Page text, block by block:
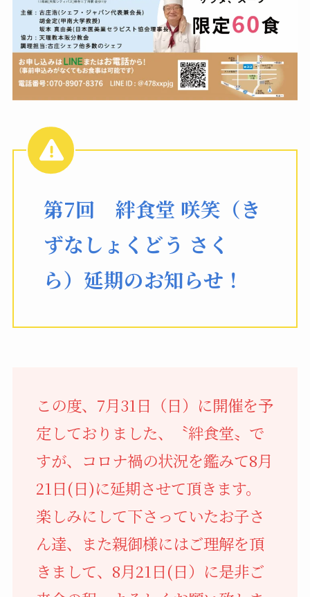
第7回 絆食堂 咲笑（き
ずなしょくどう さく
ら）延期のお知らせ！
この度、7月31日（日）に開催を予
定しておりました、〝絆食堂〟で
すが、コロナ禍の状況を鑑みて8月
21日(日)に延期させて頂きます。
楽しみにして下さっていたお子さ
ん達、また親御様にはご理解を頂
きまして、8月21日(日）に是非ご